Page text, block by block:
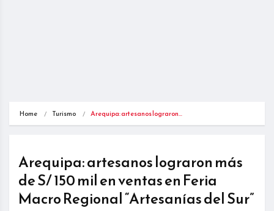
Home Turismo Arequipa: artesanos lograron…
Arequipa: artesanos lograron más
de S/ 150 mil en ventas en Feria
Macro Regional “Artesanías del Sur”